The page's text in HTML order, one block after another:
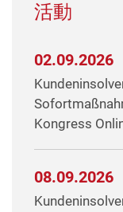
活動
02.09.2026
Kongress
08.09.2026